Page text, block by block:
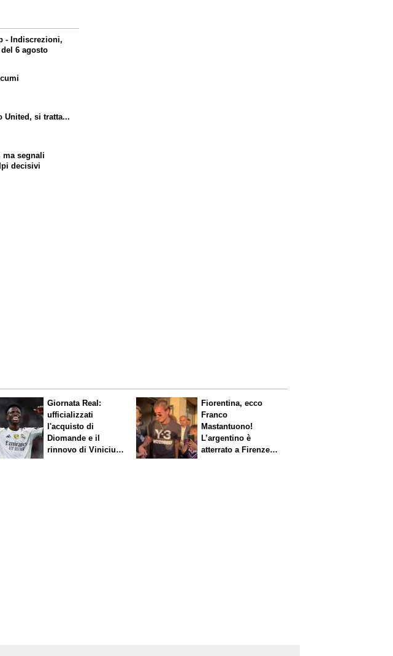
- Indiscrezioni,
6 agosto
United, si tratta...
ma segnali
decisivi
Giornata Real:
ufficializzati
l'acquisto di
Diomande e il
rinnovo di Vinicius.
Fiorentina, ecco
Franco
Mastantuono!
L’argentino è
atterrato a Firenze,